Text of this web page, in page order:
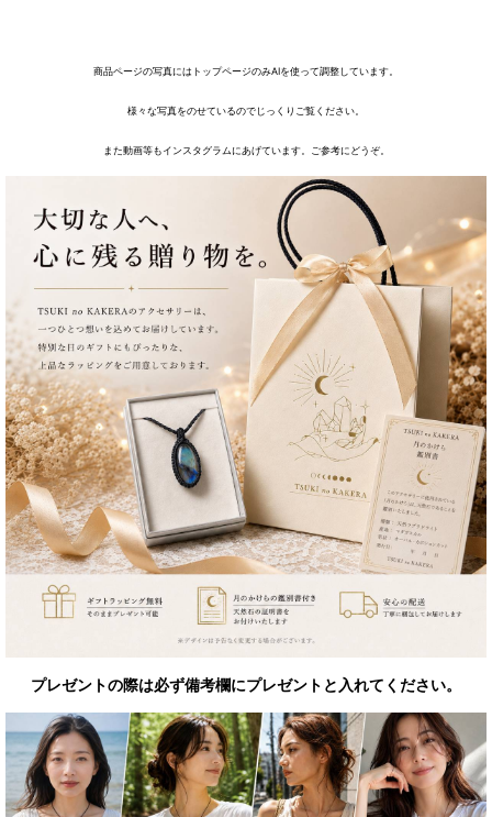
商品ページの写真にはトップページのみAIを使って調整しています。
様々な写真をのせているのでじっくりご覧ください。
また動画等もインスタグラムにあげています。ご参考にどうぞ。
プレゼントの際は必ず備考欄にプレゼントと入れてください。